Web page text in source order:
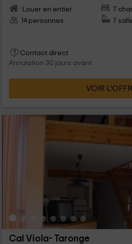
Louer en entier
7
14 personnes
7
Contact direct
Annulation 30 jours avant
VOIR
Cal Viola- Taronge